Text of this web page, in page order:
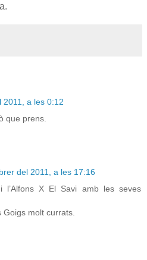
2011, a les 0:12
que prens.
del 2011, a les 17:16
l’Alfons X El Savi amb les seves
molt currats.